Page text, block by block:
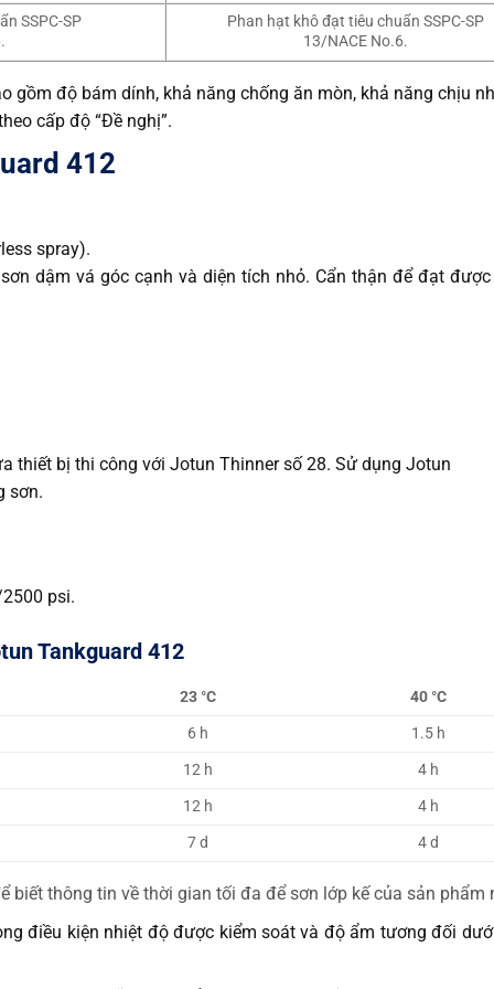
SSPC-SP
Phan hạt khô đạt tiêu chuẩn SSPC-SP
13/NACE No.6.
gồm độ bám dính, khả năng chống ăn mòn, khả năng chịu
cấp độ “Đề nghị”.
412
spray).
dậm vá góc cạnh và diện tích nhỏ. Cẩn thận để đạt được
thiết bị thi công với Jotun Thinner số 28. Sử dụng Jotun
sơn.
psi.
Tankguard 412
23 °C
40 °C
6 h
1.5 h
12 h
4 h
12 h
4 h
7 d
4 d
biết thông tin về thời gian tối đa để sơn lớp kế của sản phẩm
điều kiện nhiệt độ được kiểm soát và độ ẩm tương đối